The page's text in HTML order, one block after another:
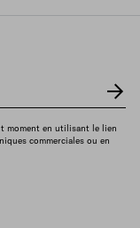
moment en utilisant le lien
commerciales ou en